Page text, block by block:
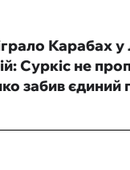
Карабах у
Суркіс не
забив єдиний